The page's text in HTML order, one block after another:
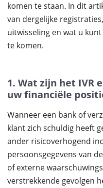
komen te staan. In dit
van dergelijke
uitwisseling en wat u
te komen.
1. Wat zijn het IVR
uw financiële
Wanneer een bank of
klant zich schuldig heeft
ander risicoverhogend
persoonsgegevens van
of externe
verstrekkende gevolgen